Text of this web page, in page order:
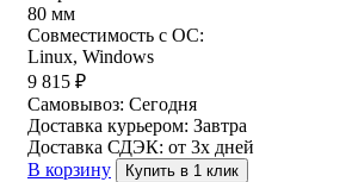
80 мм
Совместимость с ОС:
Linux, Windows
9 815 ₽
Самовывоз: Сегодня
Доставка курьером: Завтра
Доставка СДЭК: от 3х дней
В корзину
Купить в 1 клик